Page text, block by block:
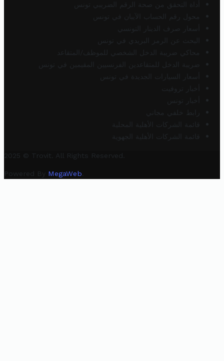
أداة التحقق من صحة الرقم الضريبي تونس
محول رقم الحساب الآيبان في تونس
أسعار صرف الدينار التونسي
البحث عن الرمز البريدي في تونس
محاكي ضريبة الدخل الشخصي للموظف/المتقاعد
ضريبة الدخل للمتقاعدين الفرنسيين المقيمين في تونس
أسعار السيارات الجديدة في تونس
أخبار تروفيت
أخبار تونس
رابط خلفي مجاني
قائمة الشركات الأهلية المحلية
قائمة الشركات الأهلية الجهوية
2025 © Trovit. All Rights Reserved.
Powered By MegaWeb